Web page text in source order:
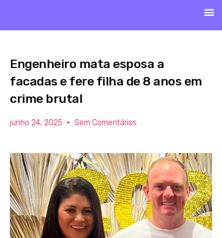
Engenheiro mata esposa a
facadas e fere filha de 8 anos em
crime brutal
junho 24, 2025 Sem Comentários